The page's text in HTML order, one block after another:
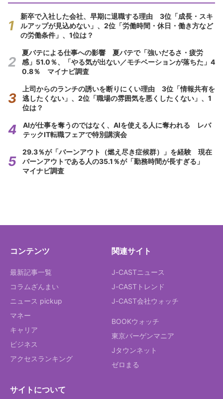
新卒で入社した会社、早期に退職する理由 3位「成長・スキ
ルアップが見込めない」、2位「労働時間・休日・働き方など
の労働条件」、1位は？
夏バテによる仕事への影響 夏バテで「強いだるさ・疲労
感」51.0％、「やる気が出ない／モチベーションが落ちた」4
0.8％ マイナビ調査
上司からのランチの誘いを断りにくい理由 3位「情報共有を
逃したくない」、2位「職場の雰囲気を悪くしたくない」、1
位は？
AIが仕事を奪うのではなく、AIを使える人に奪われる レバ
テックIT転職フェアで特別講演会
29.3％が「バーンアウト（燃え尽き症候群）」を経験 現在
バーンアウトである人の35.1％が「勤務時間が長すぎる」
マイナビ調査
コンテンツ
最新記事一覧
コラムざんまい
ニュース pickup
マネー
キャリア
ビジネス
アクセスランキング
関連サイト
J-CASTニュース
J-CASTトレンド
J-CAST会社ウォッチ
BOOKウォッチ
東京バーゲンマニア
Jタウンネット
ゼロまる
サイトについて